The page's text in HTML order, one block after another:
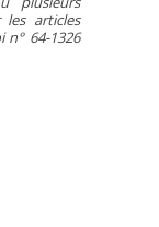
les articles
64-1326